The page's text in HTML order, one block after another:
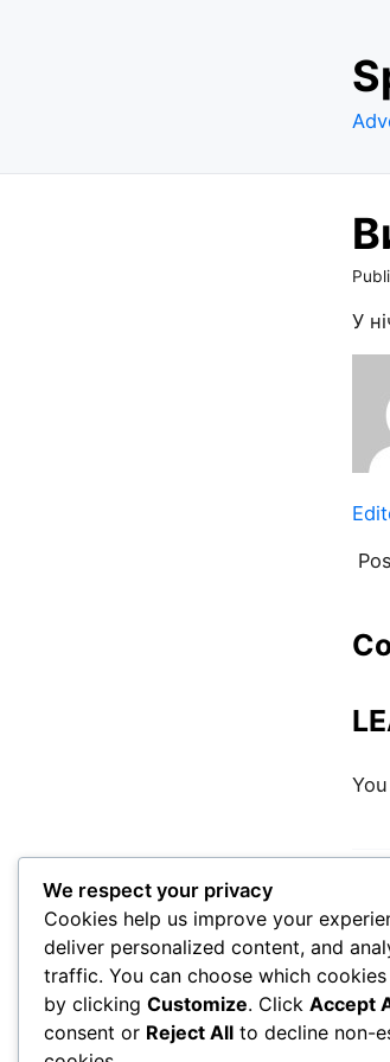
k
c
o
n
t
e
У
We respect your privacy
Cookies help us improve your
deliver personalized content, and
traffic. You can choose which
by clicking Customize. Click Accept
consent or Reject All to decline non-